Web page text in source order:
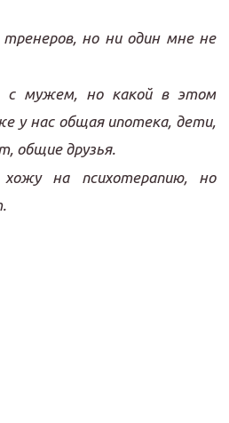
но ни один мне не
с мужем, но какой в этом
у нас общая ипотека, дети,
общие друзья.
на психотерапию, но